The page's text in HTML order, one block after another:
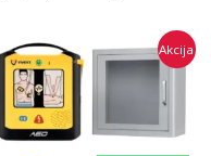
Akcija